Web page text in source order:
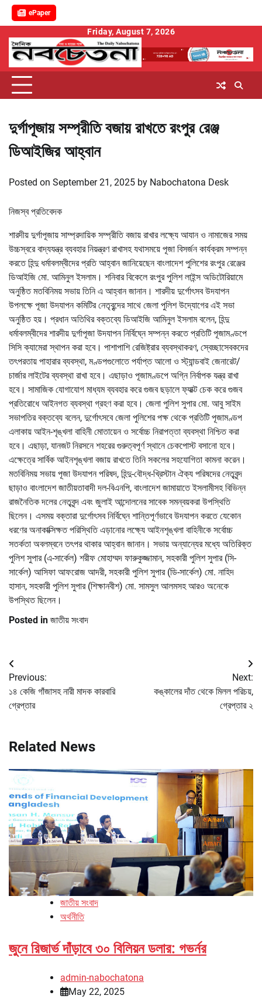
ePaper
content
Friday, August 7, 2026
দুর্গাপূজায় সম্প্রীতি বজায় রাখতে রংপুর রেঞ্জ
ডিআইজির আহ্বান
Posted on September 21, 2025 by Nabochatona Desk
নিজস্ব প্রতিবেদক
শারদীয় দুর্গাপূজায় সাম্প্রদায়িক সম্প্রীতি বজায় রাখার লক্ষ্যে আযান ও নামাজের সময়
উচ্চস্বরে বাদ্যযন্ত্র ব্যবহার নিয়ন্ত্রণ রাখাসহ যথাসময়ে পূজা বিসর্জন কার্যক্রম সম্পন্ন
করতে হিন্দু ধর্মাবলম্বীদের প্রতি আহ্বান জানিয়েছেন বাংলাদেশ পুলিশের রংপুর রেঞ্জের
ডিআইজি মো. আমিনুল ইসলাম। শনিবার বিকেলে রংপুর পুলিশ লাইন্স অডিটোরিয়ামে
অনুষ্ঠিত মতবিনিময় সভায় তিনি এ আহ্বান জানান। শারদীয় দুর্গোৎসব উদযাপন
উপলক্ষে পূজা উদযাপন কমিটির নেতৃবৃন্দের সাথে জেলা পুলিশ উদ্যোগের এই সভা
অনুষ্ঠিত হয়। প্রধান অতিথির বক্তব্যে ডিআইজি আমিনুল ইসলাম বলেন, হিন্দু
ধর্মাবলম্বীদের শারদীয় দুর্গাপূজা উদযাপন নির্বিঘ্নে সম্পন্ন করতে প্রতিটি পূজামণ্ডপে
সিসি ক্যামেরা স্থাপন করা হবে। পাশাপাশি রেজিষ্ট্রার ব্যবস্থাকরণ, স্বেচ্ছাসেবকদের
তৎপরতায় পাহারার ব্যবস্থা, মণ্ডপগুলোতে পর্যাপ্ত আলো ও স্ট্যান্ডবাই জেনারেট/
চার্জার লাইটের ব্যবস্থা রাখা হবে। এছাড়াও পূজামণ্ডপে অগ্নি নির্বাপক যন্ত্র রাখা
হবে। সামাজিক যোগাযোগ মাধ্যম ব্যবহার করে গুজব ছড়ালে ফ্যাক্ট চেক করে গুজব
প্রতিরোধে আইনগত ব্যবস্থা গ্রহণ করা হবে। জেলা পুলিশ সুপার মো. আবু সাইম
সভাপতির বক্তব্যে বলেন, দুর্গোৎসবে জেলা পুলিশের পক্ষ থেকে প্রতিটি পূজামণ্ডপ
এলাকায় আইন-শৃঙ্খলা বাহিনী মোতায়েন ও সর্বোচ্চ নিরাপত্তা ব্যবস্থা নিশ্চিত করা
হবে। এছাড়া, যানজট নিরসনে শহরের গুরুত্বপূর্ণ স্থানে চেকপোস্ট বসানো হবে।
এক্ষেত্রে সার্বিক আইনশৃঙ্খলা বজায় রাখতে তিনি সকলের সহযোগিতা কামনা করেন।
মতবিনিময় সভায় পূজা উদযাপন পরিষদ, হিন্দু-বৌদ্ধ-খ্রিস্টান ঐক্য পরিষদের নেতৃবৃন্দ
ছাড়াও বাংলাদেশ জাতীয়তাবাদী দল-বিএনপি, বাংলাদেশ জামায়াতে ইসলামীসহ বিভিন্ন
রাজনৈতিক দলের নেতৃবৃন্দ এবং জুলাই আন্দোলনের সাবেক সমন্বয়করা উপস্থিতি
ছিলেন। এসময় বক্তারা দুর্গোৎসব নির্বিঘ্নে শান্তিপূর্ণভাবে উদযাপন করতে যেকোন
ধরণের অনাকাক্সিক্ষত পরিস্থিতি এড়ানোর লক্ষ্যে আইনশৃঙ্খলা বাহিনীকে সর্বোচ্চ
সতর্কতা অবলম্বনে তৎপর থাকার আহ্বান জানান। সভায় অন্যান্যের মধ্যে অতিরিক্ত
পুলিশ সুপার (এ-সার্কেল) শরীফ মোহাম্মদ ফারুকুজ্জামান, সহকারী পুলিশ সুপার (সি-
সার্কেল) আসিফা আফরোজ আদরী, সহকারী পুলিশ সুপার (ডি-সার্কেল) মো. নাহিদ
হাসান, সহকারী পুলিশ সুপার (শিক্ষানবীশ) মো. সামসুল আলমসহ আরও অনেকে
উপস্থিত ছিলেন।
Posted in জাতীয় সংবাদ
Post
navigation
Previous:
১৪ কেজি গাঁজাসহ নারী মাদক কারবারি
গ্রেপ্তার
Next:
কঙ্কালের দাঁত থেকে মিলল পরিচয়,
গ্রেপ্তার ২
Related News
জাতীয় সংবাদ
অর্থনীতি
জুনে রিজার্ভ দাঁড়াবে ৩০ বিলিয়ন ডলার: গভর্নর
admin-nabochatona
May 22, 2025